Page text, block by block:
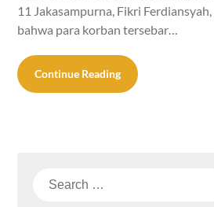
11 Jakasampurna, Fikri
bahwa para korban tersebar…
Continue Reading
Search